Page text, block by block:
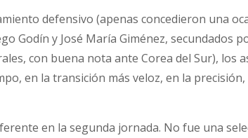
defensivo (apenas concedieron una
Godín y José María Giménez, secundados
con buena nota ante Corea del Sur), los
en la transición más veloz, en la
en la segunda jornada. No fue una